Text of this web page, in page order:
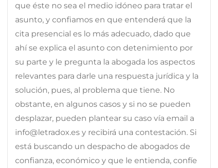
que éste no sea el medio idóneo para tratar el
asunto, y confiamos en que entenderá que la
cita presencial es lo más adecuado, dado que
ahí se explica el asunto con detenimiento por
su parte y le pregunta la abogada los aspectos
relevantes para darle una respuesta jurídica y la
solución, pues, al problema que tiene. No
obstante, en algunos casos y si no se pueden
desplazar, pueden plantear su caso vía email a
info@letradox.es y recibirá una contestación. Si
está buscando un despacho de abogados de
confianza, económico y que le entienda, confíe